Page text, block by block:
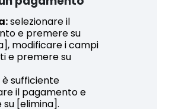
selezionare il
e premere su
modificare i campi
e premere su
è sufficiente
il pagamento e
[elimina].